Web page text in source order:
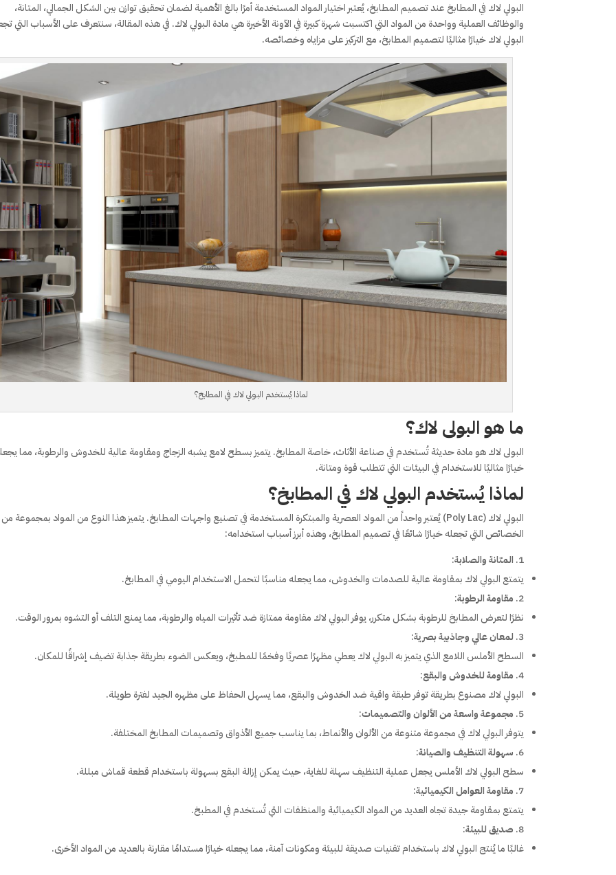
البولي لاك في المطابخ عند تصميم المطابخ، يُعتبر اختيار المواد المستخدمة أمرًا بالغ الأهمية لضمان تحقيق توازن بين الشكل الجمالي، المتانة،
والوظائف العملية وواحدة من المواد التي اكتسبت شهرة كبيرة في الآونة الأخيرة هي مادة البولي لاك. في هذه المقالة، سنتعرف على الأسباب التي
البولي لاك خيارًا مثاليًا لتصميم المطابخ، مع التركيز على مزاياه وخصائصه.
لماذا يُستخدم البولي لاك في المطابخ؟
ما هو البولى لاك؟
البولى لاك هو مادة حديثة تُستخدم في صناعة الأثاث، خاصة المطابخ. يتميز بسطح لامع يشبه الزجاج ومقاومة عالية للخدوش والرطوبة، مما
خيارًا مثاليًا للاستخدام في البيئات التي تتطلب قوة ومتانة.
لماذا يُستخدم البولي لاك في المطابخ؟
البولي لاك (Poly Lac) يُعتبر واحداً من المواد العصرية والمبتكرة المستخدمة في تصنيع واجهات المطابخ. يتميز هذا النوع من المواد بمجموعة من
الخصائص التي تجعله خيارًا شائعًا في تصميم المطابخ، وهذه أبرز أسباب استخدامه:
المتانة والصلابة:
يتمتع البولي لاك بمقاومة عالية للصدمات والخدوش، مما يجعله مناسبًا لتحمل الاستخدام اليومي في المطابخ.
مقاومة الرطوبة:
نظرًا لتعرض المطابخ للرطوبة بشكل متكرر، يوفر البولي لاك مقاومة ممتازة ضد تأثيرات المياه والرطوبة، مما يمنع التلف أو التشوه بمرور الوقت.
لمعان عالي وجاذبية بصرية:
السطح الأملس اللامع الذي يتميز به البولي لاك يعطي مظهرًا عصريًا وفخمًا للمطبخ، ويعكس الضوء بطريقة جذابة تضيف إشراقًا للمكان.
مقاومة للخدوش والبقع:
البولي لاك مصنوع بطريقة توفر طبقة واقية ضد الخدوش والبقع، مما يسهل الحفاظ على مظهره الجيد لفترة طويلة.
مجموعة واسعة من الألوان والتصميمات:
يتوفر البولي لاك في مجموعة متنوعة من الألوان والأنماط، بما يناسب جميع الأذواق وتصميمات المطابخ المختلفة.
سهولة التنظيف والصيانة:
سطح البولي لاك الأملس يجعل عملية التنظيف سهلة للغاية، حيث يمكن إزالة البقع بسهولة باستخدام قطعة قماش مبللة.
مقاومة العوامل الكيميائية:
يتمتع بمقاومة جيدة تجاه العديد من المواد الكيميائية والمنظفات التي تُستخدم في المطبخ.
صديق للبيئة:
غالبًا ما يُنتج البولي لاك باستخدام تقنيات صديقة للبيئة ومكونات آمنة، مما يجعله خيارًا مستدامًا مقارنة بالعديد من المواد الأخرى.